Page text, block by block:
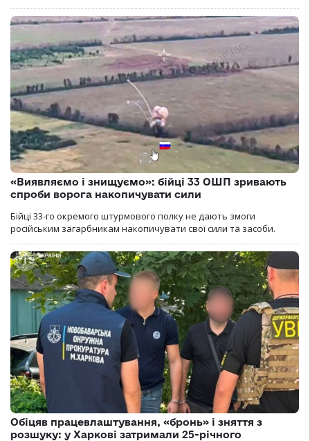
«Виявляємо і знищуємо»: бійці 33 ОШП зривають
спроби ворога накопичувати сили
Бійці 33-го окремого штурмового полку не дають змоги
російським загарбникам накопичувати свої сили та засоби.
Обіцяв працевлаштування, «бронь» і зняття з
розшуку: у Харкові затримали 25-річного